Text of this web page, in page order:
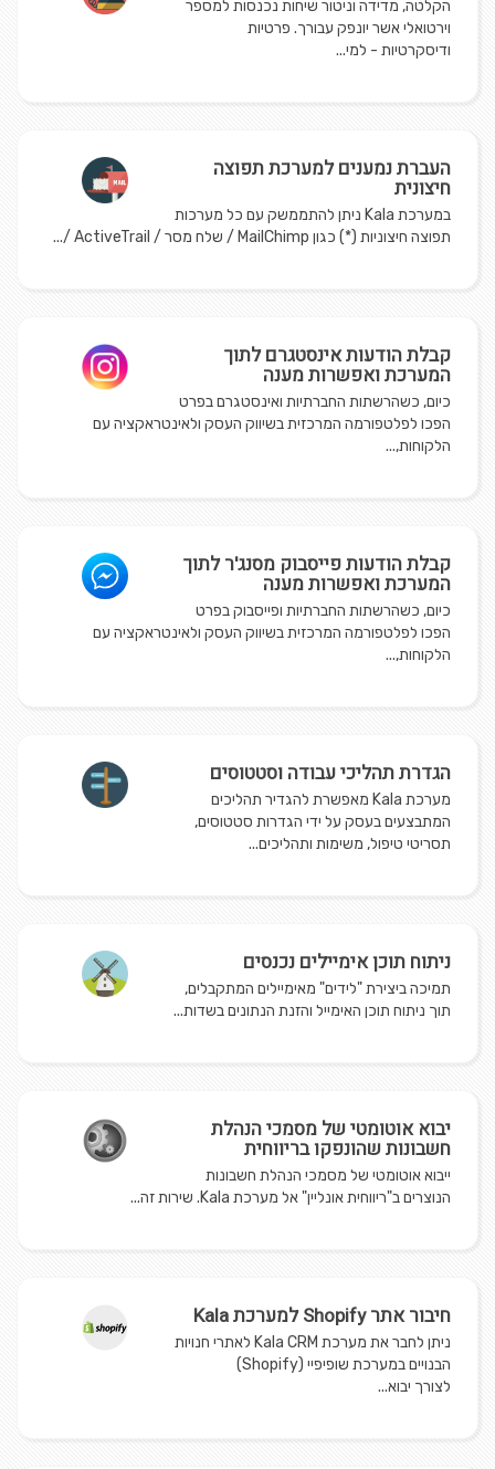
הקלטה, מדידה וניטור שיחות נכנסות למספר
וירטואלי אשר יונפק עבורך. פרטיות
ודיסקרטיות - למי...
העברת נמענים למערכת תפוצה
חיצונית
במערכת Kala ניתן להתממשק עם כל מערכות
תפוצה חיצוניות (*) כגון MailChimp / שלח מסר / ActiveTrail /...
קבלת הודעות אינסטגרם לתוך
המערכת ואפשרות מענה
כיום, כשהרשתות החברתיות ואינסטגרם בפרט
הפכו לפלטפורמה המרכזית בשיווק העסק ולאינטראקציה עם
הלקוחות,...
קבלת הודעות פייסבוק מסנג'ר לתוך
המערכת ואפשרות מענה
כיום, כשהרשתות החברתיות ופייסבוק בפרט
הפכו לפלטפורמה המרכזית בשיווק העסק ולאינטראקציה עם
הלקוחות,...
הגדרת תהליכי עבודה וסטטוסים
מערכת Kala מאפשרת להגדיר תהליכים
המתבצעים בעסק על ידי הגדרות סטטוסים,
תסריטי טיפול, משימות ותהליכים...
ניתוח תוכן אימיילים נכנסים
תמיכה ביצירת "לידים" מאימיילים המתקבלים,
תוך ניתוח תוכן האימייל והזנת הנתונים בשדות...
יבוא אוטומטי של מסמכי הנהלת
חשבונות שהונפקו בריווחית
ייבוא אוטומטי של מסמכי הנהלת חשבונות
הנוצרים ב"ריווחית אונליין" אל מערכת Kala. שירות זה...
חיבור אתר Shopify למערכת Kala
ניתן לחבר את מערכת Kala CRM לאתרי חנויות
הבנויים במערכת שופיפיי (Shopify)
לצורך יבוא...